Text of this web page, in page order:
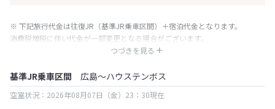
つづきを見る
※ 下記旅行代金は往復JR（基準JR乗車区間）＋宿泊代金となります。
消費税増税に伴い代金が一部変更となる場合がございます。
※ 表示されている旅行代金・プラン内容は一定時間ごとに更新されます。最
基準JR乗車区間 広島～ハウステンボス
空室状況：2026年08月07日（金）23：30現在